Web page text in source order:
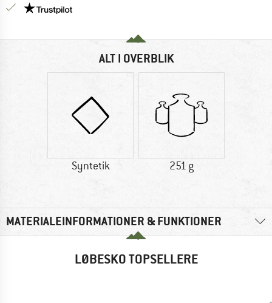
Vi er Trustpilot-certificeret - oplysningerne får du
ALT I OVERBLIK
Syntetik 251 g
MATERIALEINFORMATIONER & FUNKTIONER
LØBESKO TOPSELLERE